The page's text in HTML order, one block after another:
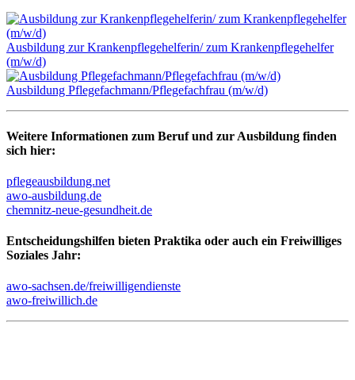
Ausbildung zur Krankenpflegehelferin/ zum Krankenpflegehelfer
(m/w/d)
Ausbildung Pflegefachmann/Pflegefachfrau (m/w/d)
Weitere Informationen zum Beruf und zur Ausbildung finden
sich hier:
pflegeausbildung.net
awo-ausbildung.de
chemnitz-neue-gesundheit.de
Entscheidungshilfen bieten Praktika oder auch ein Freiwilliges
Soziales Jahr:
awo-sachsen.de/freiwilligendienste
awo-freiwillich.de